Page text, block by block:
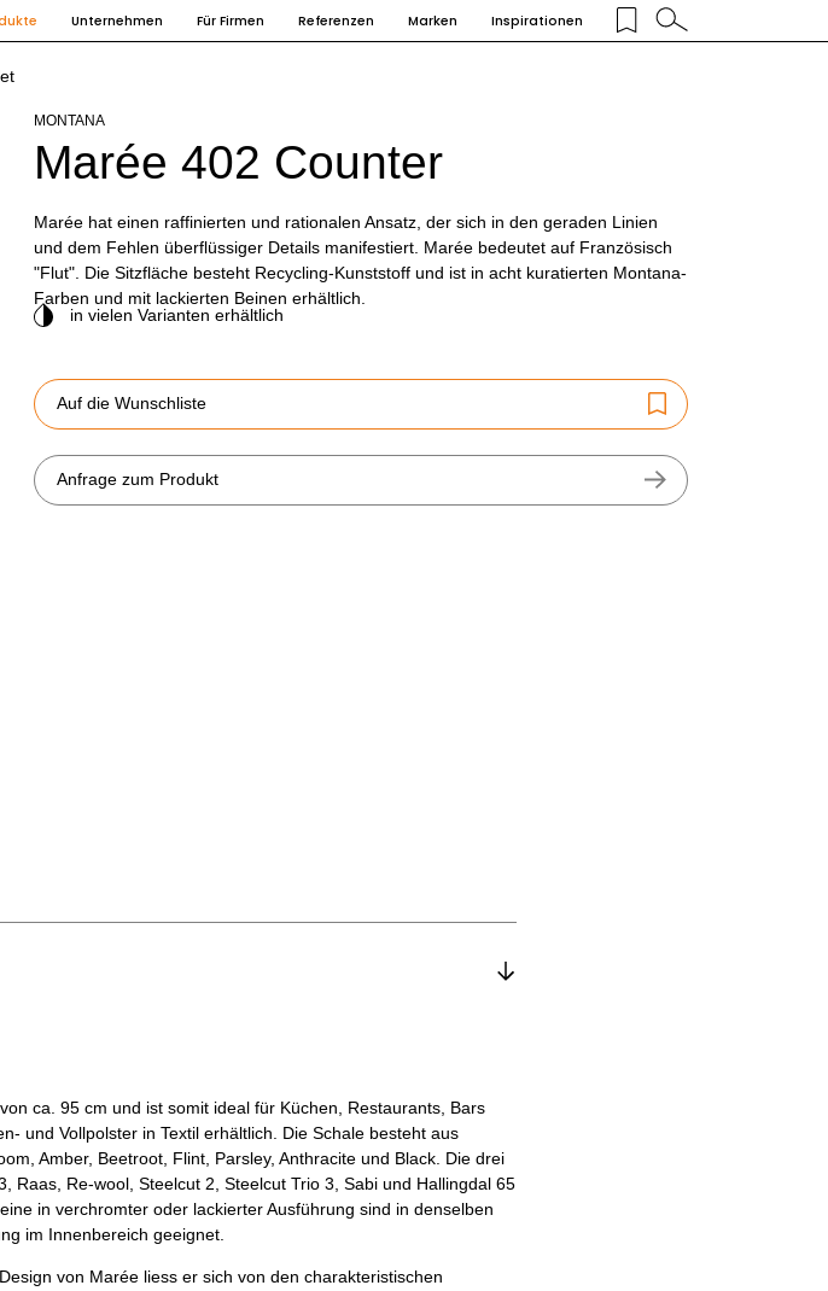
Unternehmen Für Firmen Referenzen Marken Inspirationen
MONTANA
Marée 402 Counter
Marée hat einen raffinierten und rationalen Ansatz, der sich in den geraden Linien
und dem Fehlen überflüssiger Details manifestiert. Marée bedeutet auf Französisch
"Flut". Die Sitzfläche besteht Recycling-Kunststoff und ist in acht kuratierten Montana-
Farben und mit lackierten Beinen erhältlich.
in vielen Varianten erhältlich
Auf die Wunschliste
Anfrage zum Produkt
ca. 95 cm und ist somit ideal für Küchen, Restaurants, Bars
und Vollpolster in Textil erhältlich. Die Schale besteht aus
Amber, Beetroot, Flint, Parsley, Anthracite und Black. Die drei
Raas, Re-wool, Steelcut 2, Steelcut Trio 3, Sabi und Hallingdal 65
in verchromter oder lackierter Ausführung sind in denselben
im Innenbereich geeignet.
von Marée liess er sich von den charakteristischen